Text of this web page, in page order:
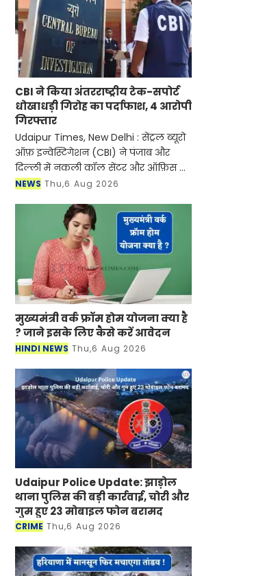
CBI ने किया अंतरराष्ट्रीय टेक-सपोर्ट
धोखाधड़ी गिरोह का पर्दाफाश, 4 आरोपी
गिरफ्तार
Udaipur Times, New Delhi : सेंट्रल ब्यूरो
ऑफ़ इन्वेस्टिगेशन (CBI) ने पंजाब और
दिल्ली में नकली कॉल सेंटर और ऑफ़िस के
ज़रिए चल रहे एक बड़े इंटरनेशनल टेक-
NEWS Thu,6 Aug 2026
मुख्यमंत्री वर्क फ्रॉम होम योजना क्या है
? जाने इसके लिए कैसे करें आवेदन
HINDI NEWS Thu,6 Aug 2026
Udaipur Police Update: झाड़ोल
थाना पुलिस की बड़ी कार्रवाई, चोरी और
गुम हुए 23 मोबाइल फोन बरामद
CRIME Thu,6 Aug 2026